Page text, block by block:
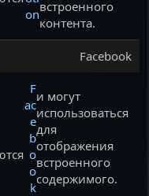
on
встроенного
контента.
Facebook
F
ac
e
b
o
o
k
и могут
использоваться
для
отображения
встроенного
содержимого.